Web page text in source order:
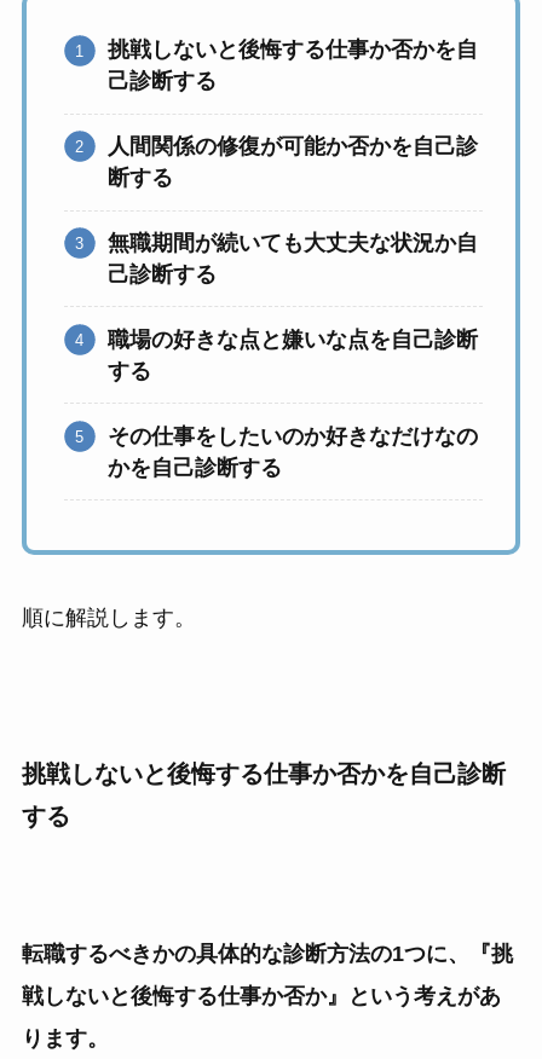
挑戦しないと後悔する仕事か否かを自
己診断する
人間関係の修復が可能か否かを自己診
断する
無職期間が続いても大丈夫な状況か自
己診断する
職場の好きな点と嫌いな点を自己診断
する
その仕事をしたいのか好きなだけなの
かを自己診断する
順に解説します。
挑戦しないと後悔する仕事か否かを自己診断
する
転職するべきかの具体的な診断方法の1つに、『挑
戦しないと後悔する仕事か否か』という考えがあ
ります。